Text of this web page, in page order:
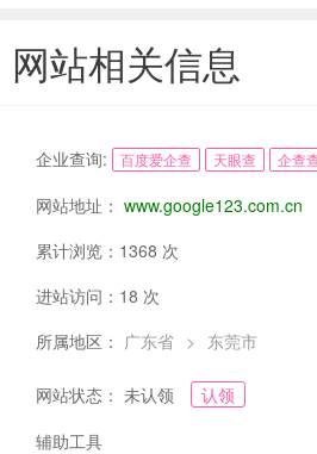
网站相关信息
企业查询: 百度爱企查 天眼查 企查
网站地址： www.google123.com.cn
累计浏览：1368 次
进站访问：18 次
所属地区： 广东省 > 东莞市
网站状态： 未认领
认领
辅助工具